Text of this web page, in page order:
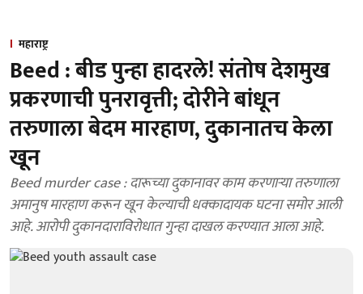
महाराष्ट्र
Beed : बीड पुन्हा हादरले! संतोष देशमुख
प्रकरणाची पुनरावृत्ती; दोरीने बांधून
तरुणाला बेदम मारहाण, दुकानातच केला
खून
Beed murder case : दारूच्या दुकानावर काम करणाऱ्या तरुणाला
अमानुष मारहाण करून खून केल्याची धक्कादायक घटना समोर आली
आहे. आरोपी दुकानदाराविरोधात गुन्हा दाखल करण्यात आला आहे.